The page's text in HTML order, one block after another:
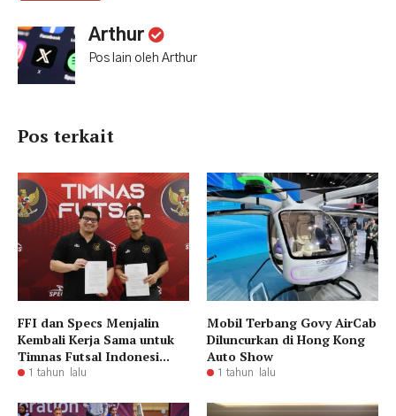
Arthur
Pos lain oleh Arthur
Pos terkait
FFI dan Specs Menjalin
Kembali Kerja Sama untuk
Timnas Futsal Indonesi...
1 tahun lalu
Mobil Terbang Govy AirCab
Diluncurkan di Hong Kong
Auto Show
1 tahun lalu